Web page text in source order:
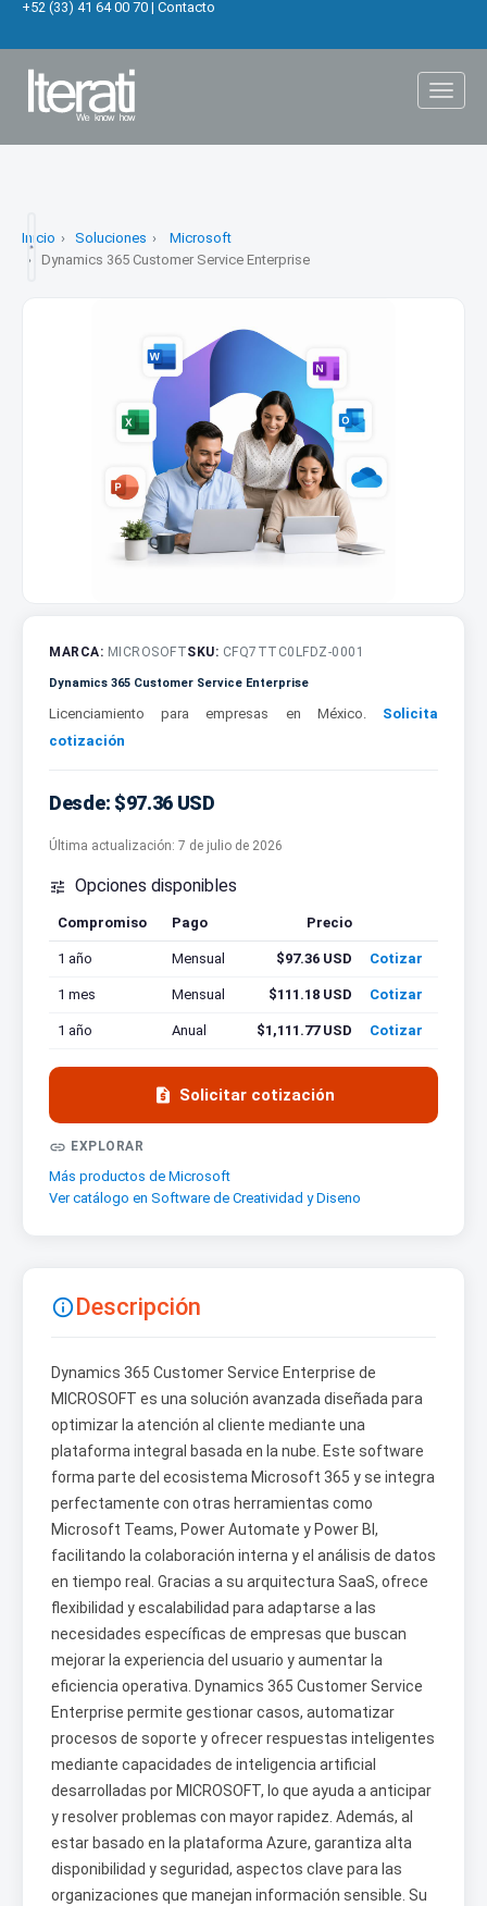
+52 (33) 41 64 00 70 | Contacto
Inicio Soluciones
Microsoft
Dynamics 365 Customer Service Enterprise
MARCA: MICROSOFTSKU: CFQ7TTC0LFDZ-0001
Dynamics 365 Customer Service Enterprise
Licenciamiento para empresas en México. Solicita
cotización
Desde: $97.36 USD
Última actualización: 7 de julio de 2026
 Opciones disponibles
Compromiso Pago Precio
1 año
Mensual $97.36 USD Cotizar
1 mes Mensual $111.18 USD Cotizar
1 año Anual $1,111.77 USD Cotizar
 Solicitar cotización
 EXPLORAR
Más productos de Microsoft
Ver catálogo en Software de Creatividad y Diseno
Descripción
Dynamics 365 Customer Service Enterprise de
MICROSOFT es una solución avanzada diseñada para
optimizar la atención al cliente mediante una
plataforma integral basada en la nube. Este software
forma parte del ecosistema Microsoft 365 y se integra
perfectamente con otras herramientas como
Microsoft Teams, Power Automate y Power BI,
facilitando la colaboración interna y el análisis de datos
en tiempo real. Gracias a su arquitectura SaaS, ofrece
flexibilidad y escalabilidad para adaptarse a las
necesidades específicas de empresas que buscan
mejorar la experiencia del usuario y aumentar la
eficiencia operativa. Dynamics 365 Customer Service
Enterprise permite gestionar casos, automatizar
procesos de soporte y ofrecer respuestas inteligentes
mediante capacidades de inteligencia artificial
desarrolladas por MICROSOFT, lo que ayuda a anticipar
y resolver problemas con mayor rapidez. Además, al
estar basado en la plataforma Azure, garantiza alta
disponibilidad y seguridad, aspectos clave para las
organizaciones que manejan información sensible. Su